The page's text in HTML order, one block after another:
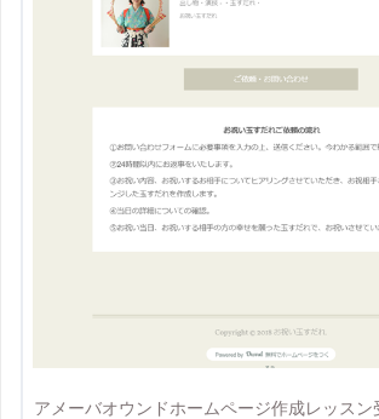
アメーバオウンドホームページ作成レッス